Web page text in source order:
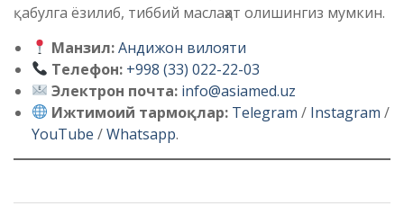
қабулга ёзилиб, тиббий маслаҳат олишингиз мумкин.
Манзил:Андижон вилояти
Телефон: +998 (33) 022-22-03
Электрон почта: info@asiamed.uz
Ижтимоий тармоқлар: Telegram / Instagram /
YouTube /Whatsapp.